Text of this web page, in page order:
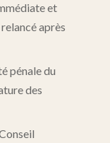
et
après
pénale du
des